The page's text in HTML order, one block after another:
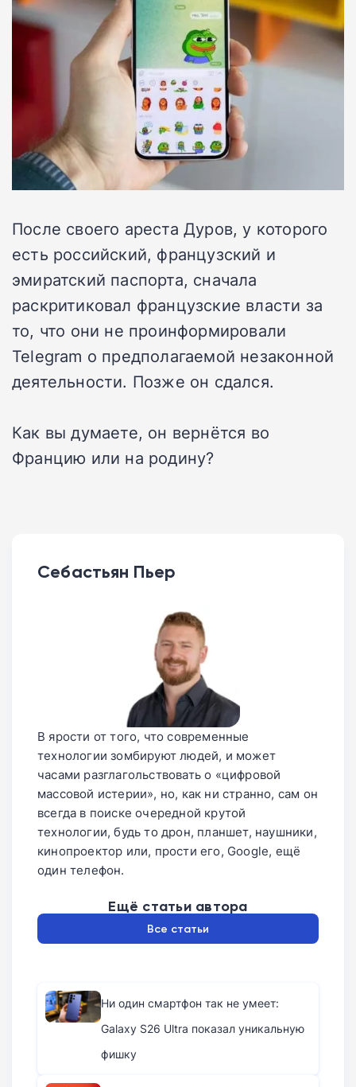
После своего ареста Дуров, у которого
есть российский, французский и
эмиратский паспорта, сначала
раскритиковал французские власти за
то, что они не проинформировали
Telegram о предполагаемой незаконной
деятельности. Позже он сдался.
Как вы думаете, он вернётся во
Францию или на родину?
Себастьян Пьер
В ярости от того, что современные
технологии зомбируют людей, и может
часами разглагольствовать о «цифровой
массовой истерии», но, как ни странно, сам он
всегда в поиске очередной крутой
технологии, будь то дрон, планшет, наушники,
кинопроектор или, прости его, Google, ещё
один телефон.
Ещё статьи автора
Все статьи
Ни один смартфон так не умеет:
Galaxy S26 Ultra показал уникальную
фишку